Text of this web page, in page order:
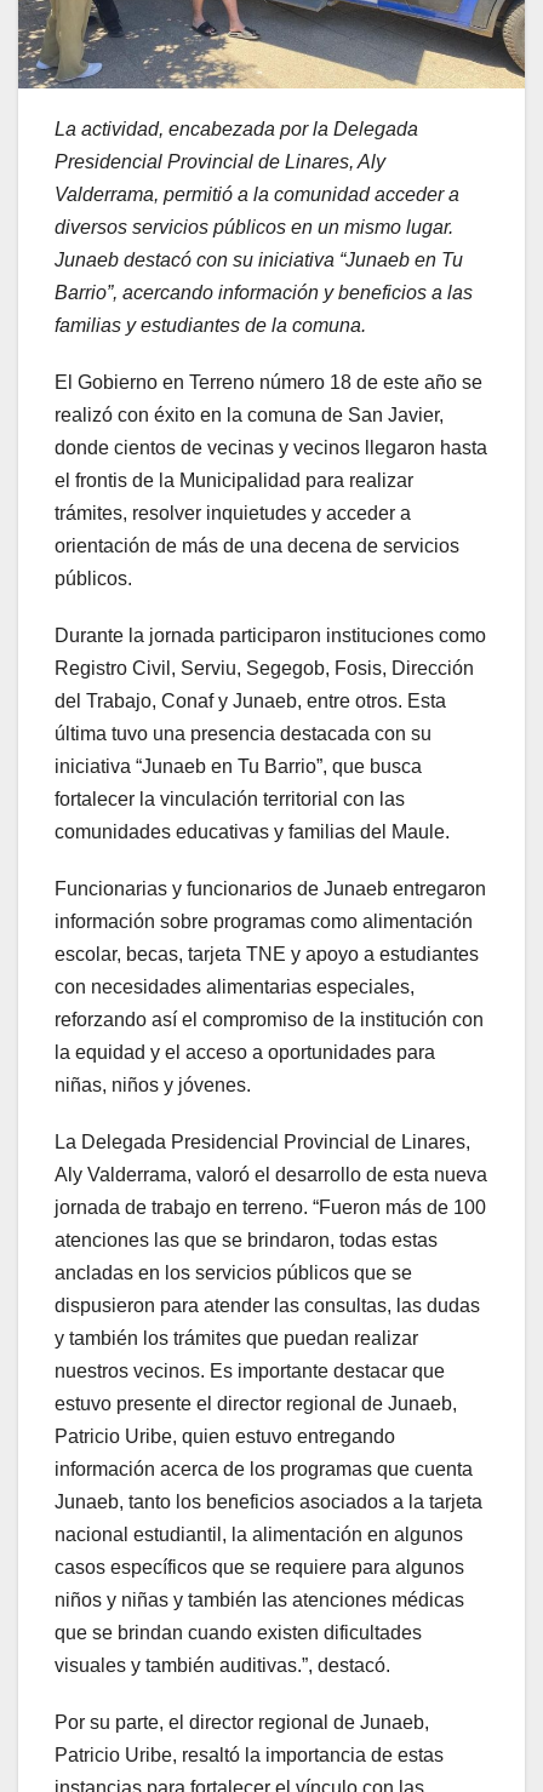
La actividad, encabezada por la Delegada
Presidencial Provincial de Linares, Aly
Valderrama, permitió a la comunidad acceder a
diversos servicios públicos en un mismo lugar.
Junaeb destacó con su iniciativa “Junaeb en Tu
Barrio”, acercando información y beneficios a las
familias y estudiantes de la comuna.
El Gobierno en Terreno número 18 de este año se
realizó con éxito en la comuna de San Javier,
donde cientos de vecinas y vecinos llegaron hasta
el frontis de la Municipalidad para realizar
trámites, resolver inquietudes y acceder a
orientación de más de una decena de servicios
públicos.
Durante la jornada participaron instituciones como
Registro Civil, Serviu, Segegob, Fosis, Dirección
del Trabajo, Conaf y Junaeb, entre otros. Esta
última tuvo una presencia destacada con su
iniciativa “Junaeb en Tu Barrio”, que busca
fortalecer la vinculación territorial con las
comunidades educativas y familias del Maule.
Funcionarias y funcionarios de Junaeb entregaron
información sobre programas como alimentación
escolar, becas, tarjeta TNE y apoyo a estudiantes
con necesidades alimentarias especiales,
reforzando así el compromiso de la institución con
la equidad y el acceso a oportunidades para
niñas, niños y jóvenes.
La Delegada Presidencial Provincial de Linares,
Aly Valderrama, valoró el desarrollo de esta nueva
jornada de trabajo en terreno. “Fueron más de 100
atenciones las que se brindaron, todas estas
ancladas en los servicios públicos que se
dispusieron para atender las consultas, las dudas
y también los trámites que puedan realizar
nuestros vecinos. Es importante destacar que
estuvo presente el director regional de Junaeb,
Patricio Uribe, quien estuvo entregando
información acerca de los programas que cuenta
Junaeb, tanto los beneficios asociados a la tarjeta
nacional estudiantil, la alimentación en algunos
casos específicos que se requiere para algunos
niños y niñas y también las atenciones médicas
que se brindan cuando existen dificultades
visuales y también auditivas.”, destacó.
Por su parte, el director regional de Junaeb,
Patricio Uribe, resaltó la importancia de estas